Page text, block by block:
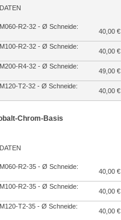
R2-32 - Ø Schneide:
40,00 €
R2-32 - Ø Schneide:
40,00 €
R4-32 - Ø Schneide:
49,00 €
T2-32 - Ø Schneide:
40,00 €
Chrom-Basis
R2-35 - Ø Schneide:
40,00 €
R2-35 - Ø Schneide:
40,00 €
T2-35 - Ø Schneide:
40,00 €